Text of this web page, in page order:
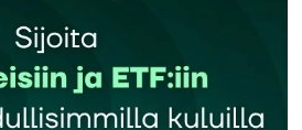
kentät on merkitty